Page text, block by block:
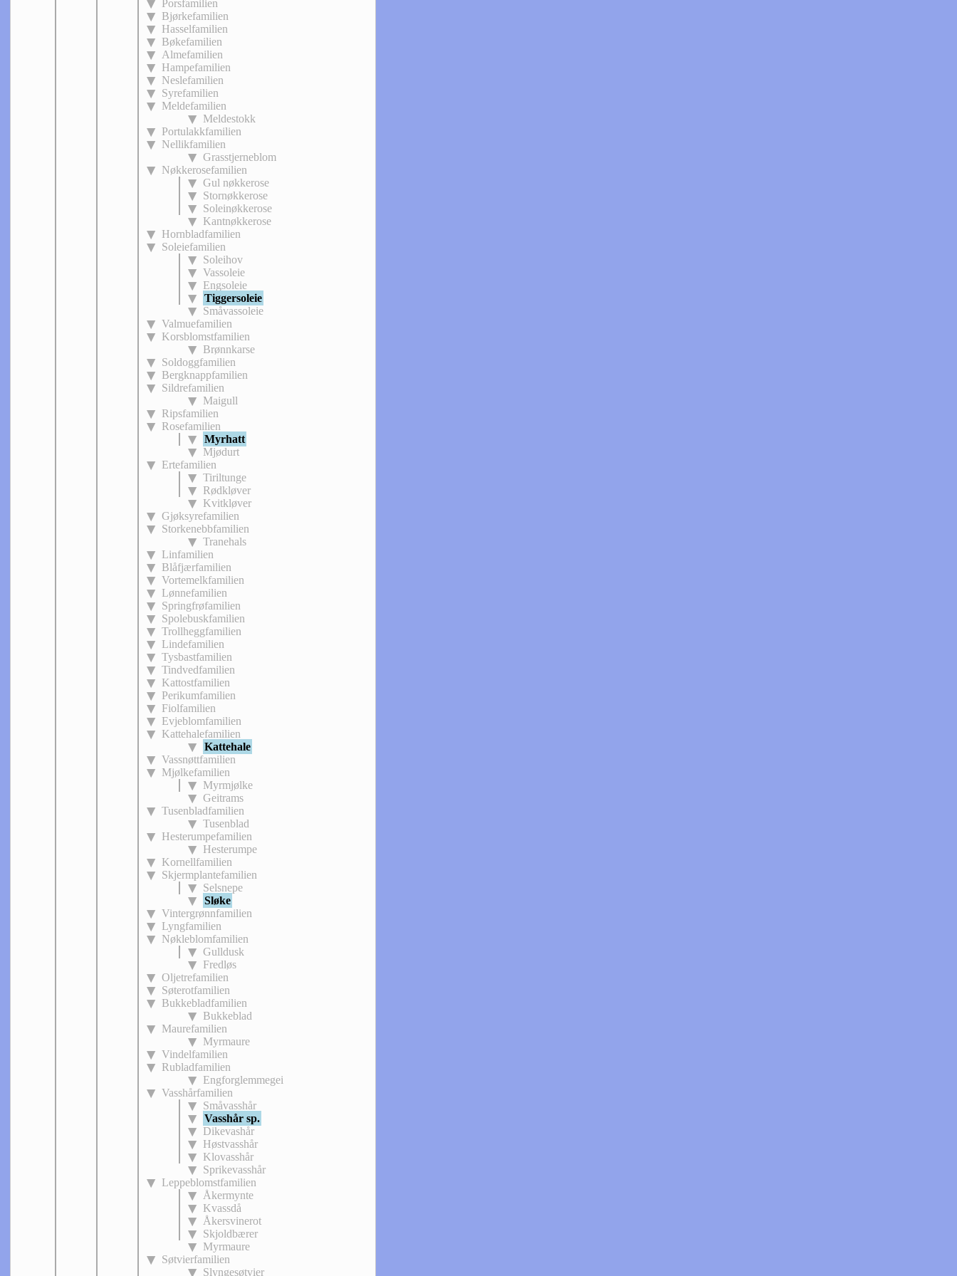
Porsfamilien
Bjørkefamilien
Hasselfamilien
Bøkefamilien
Almefamilien
Hampefamilien
Neslefamilien
Syrefamilien
Meldefamilien
Meldestokk
Portulakkfamilien
Nellikfamilien
Grasstjerneblom
Nøkkerosefamilien
Gul nøkkerose
Stornøkkerose
Soleinøkkerose
Kantnøkkerose
Hornbladfamilien
Soleiefamilien
Soleihov
Vassoleie
Engsoleie
Tiggersoleie
Småvassoleie
Valmuefamilien
Korsblomstfamilien
Brønnkarse
Soldoggfamilien
Bergknappfamilien
Sildrefamilien
Maigull
Ripsfamilien
Rosefamilien
Myrhatt
Mjødurt
Ertefamilien
Tiriltunge
Rødkløver
Kvitkløver
Gjøksyrefamilien
Storkenebbfamilien
Tranehals
Linfamilien
Blåfjærfamilien
Vortemelkfamilien
Lønnefamilien
Springfrøfamilien
Spolebuskfamilien
Trollheggfamilien
Lindefamilien
Tysbastfamilien
Tindvedfamilien
Kattostfamilien
Perikumfamilien
Fiolfamilien
Evjeblomfamilien
Kattehalefamilien
Kattehale
Vassnøttfamilien
Mjølkefamilien
Myrmjølke
Geitrams
Tusenbladfamilien
Tusenblad
Hesterumpefamilien
Hesterumpe
Kornellfamilien
Skjermplantefamilien
Selsnepe
Sløke
Vintergrønnfamilien
Lyngfamilien
Nøkleblomfamilien
Gulldusk
Fredløs
Oljetrefamilien
Søterotfamilien
Bukkebladfamilien
Bukkeblad
Maurefamilien
Myrmaure
Vindelfamilien
Rubladfamilien
Engforglemmegei
Vasshårfamilien
Småvasshår
Vasshår sp.
Dikevashår
Høstvasshår
Klovasshår
Sprikevasshår
Leppeblomstfamilien
Åkermynte
Kvassdå
Åkersvinerot
Skjoldbærer
Myrmaure
Søtvierfamilien
Slyngesøtvier